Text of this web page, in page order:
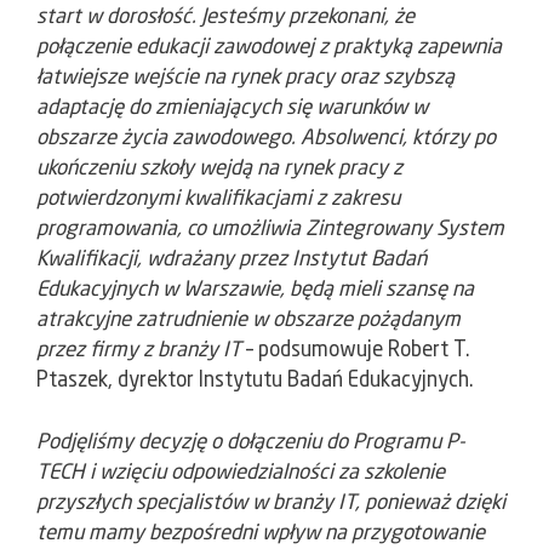
start w dorosłość. Jesteśmy przekonani, że
połączenie edukacji zawodowej z praktyką zapewnia
łatwiejsze wejście na rynek pracy oraz szybszą
adaptację do zmieniających się warunków w
obszarze życia zawodowego. Absolwenci, którzy po
ukończeniu szkoły wejdą na rynek pracy z
potwierdzonymi kwalifikacjami z zakresu
programowania, co umożliwia Zintegrowany System
Kwalifikacji, wdrażany przez Instytut Badań
Edukacyjnych w Warszawie, będą mieli szansę na
atrakcyjne zatrudnienie w obszarze pożądanym
przez firmy z branży IT – podsumowuje Robert T.
Ptaszek, dyrektor Instytutu Badań Edukacyjnych.
Podjęliśmy decyzję o dołączeniu do Programu P-
TECH i wzięciu odpowiedzialności za szkolenie
przyszłych specjalistów w branży IT, ponieważ dzięki
temu mamy bezpośredni wpływ na przygotowanie